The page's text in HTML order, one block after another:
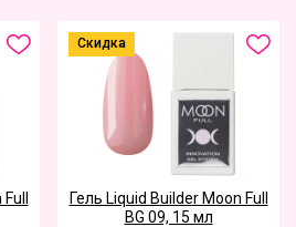
Скидка
Гель Liquid Builder Moon Full
BG 09, 15 мл